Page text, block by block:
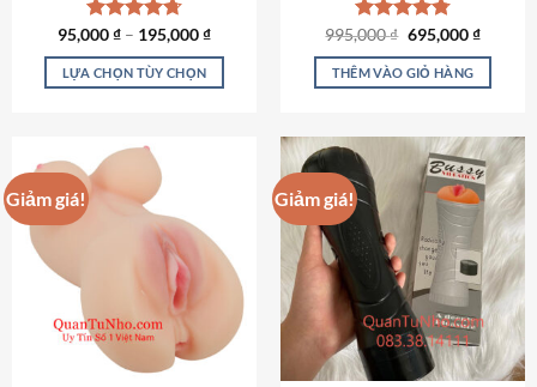
Được xếp
hạng4.70
5 sao
95,000₫ – 195,000₫
LỰA CHỌN TÙY CHỌN
này
nhiều
biến
thể.
chọn
thể
Được xếp
hạng4.80
5 sao
995,000₫ Giá
là:
995,000 ₫.
695,000₫Giá
tại
THÊM VÀO GIỎ HÀNG
Giảm giá! Giảm giá!